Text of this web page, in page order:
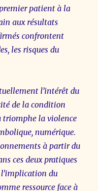
patient à la
aux résultats
confrontent
les risques du
l’intérêt du
de la condition
triomphe la violence
numérique.
à partir du
ces deux pratiques
du
ressource face à